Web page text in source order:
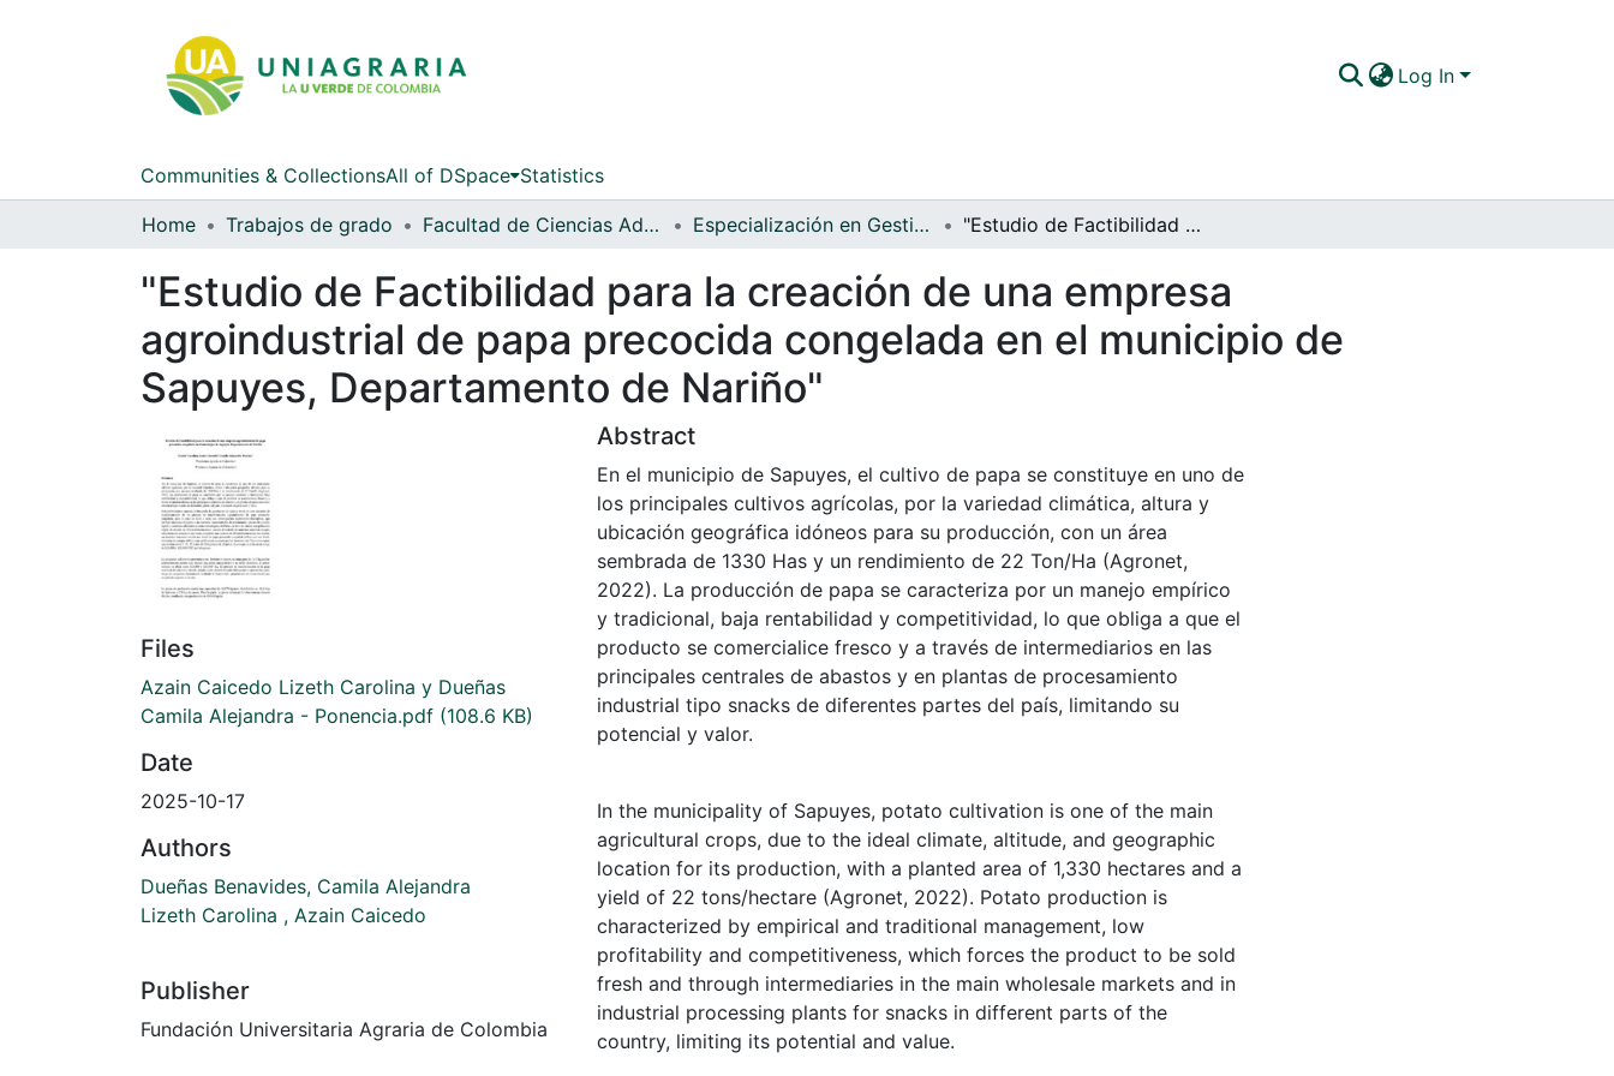
Log In
Communities & CollectionsAll of DSpace Statistics
Home Trabajos de grado Facultad de Ciencias Administrativas y Contables Especialización en Gestión de Agronegocios (EGA) "Estudio de Factibilidad para la creación de una empresa agroindustrial de papa precocida congelada en el municipio de Sapuyes, Departamento de Nariño"
"Estudio de Factibilidad para la creación de una empresa
agroindustrial de papa precocida congelada en el municipio de
Sapuyes, Departamento de Nariño"
Files
Azain Caicedo Lizeth Carolina y Dueñas
Camila Alejandra - Ponencia.pdf (108.6 KB)
Date
2025-10-17
Authors
Dueñas Benavides, Camila Alejandra
Lizeth Carolina , Azain Caicedo
Publisher
Fundación Universitaria Agraria de Colombia
Abstract
En el municipio de Sapuyes, el cultivo de papa se constituye en uno de
los principales cultivos agrícolas, por la variedad climática, altura y
ubicación geográfica idóneos para su producción, con un área
sembrada de 1330 Has y un rendimiento de 22 Ton/Ha (Agronet,
2022). La producción de papa se caracteriza por un manejo empírico
y tradicional, baja rentabilidad y competitividad, lo que obliga a que el
producto se comercialice fresco y a través de intermediarios en las
principales centrales de abastos y en plantas de procesamiento
industrial tipo snacks de diferentes partes del país, limitando su
potencial y valor.
In the municipality of Sapuyes, potato cultivation is one of the main
agricultural crops, due to the ideal climate, altitude, and geographic
location for its production, with a planted area of ​​1,330 hectares and a
yield of 22 tons/hectare (Agronet, 2022). Potato production is
characterized by empirical and traditional management, low
profitability and competitiveness, which forces the product to be sold
fresh and through intermediaries in the main wholesale markets and in
industrial processing plants for snacks in different parts of the
country, limiting its potential and value.